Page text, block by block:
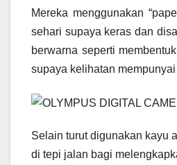
Mereka menggunakan
sehari supaya keras dan
berwarna seperti
supaya kelihatan
Selain turut digunakan kayu
di tepi jalan bagi